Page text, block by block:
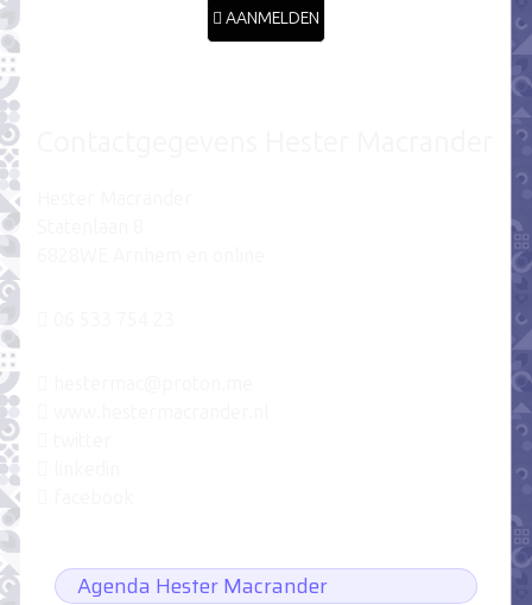
AANMELDEN
Agenda Hester Macrander